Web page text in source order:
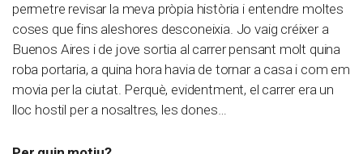
permetre revisar la meva pròpia història i entendre moltes
coses que fins aleshores desconeixia. Jo vaig créixer a
Buenos Aires i de jove sortia al carrer pensant molt quina
roba portaria, a quina hora havia de tornar a casa i com em
movia per la ciutat. Perquè, evidentment, el carrer era un
lloc hostil per a nosaltres, les dones…